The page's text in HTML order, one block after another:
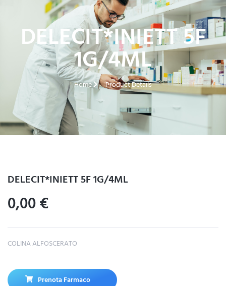
DELECIT*INIETT 5F
1G/4ML
Home Product Details
DELECIT*INIETT 5F 1G/4ML
0,00€
COLINA ALFOSCERATO
Prenota Farmaco